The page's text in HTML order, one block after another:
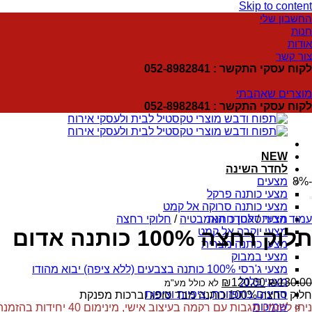
Skip to content
החשבון שלי
חנות
אודות
צור קשר
לקוח עסקי התקשר : 052-8982841
מוצרים שאהבתי
לקוח עסקי התקשר : 052-8982841
NEW
לחדר השינה
מצעים
מצעי כותנה פרקל
מצעי כותנה סרוקה אל קמט
מצעי סאטן כותנה
מצעי יוקרה אל קמט
מצעי כותנה מצרית
מצעי במבוק
מצעי ג'רסי 100% כותנה בצבעים (ללא ציפה) יבוא מהודו
מצעי פלנל
סדינים בתפזורת, ציפיות וציפות
שמיכות
-8%
עמוד הבית / לחדר האמבטיה / חלוקי רחצה
חלוק רחצה 100% כותנה אדום
₪130.00
₪120.00 לא כולל מע"מ
חלוק רחצה 100% כותנה מבד סופג וברכות מפנקת
ניתן להזמין מגבות עם רקמה בעיצוב אישי, מינימום 40 יחידות בהזמנה.